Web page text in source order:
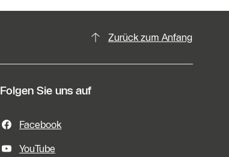
Zurück zum Anfang
Folgen Sie uns auf
Facebook
YouTube